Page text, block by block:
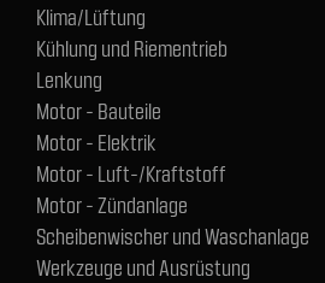
Klima/Lüftung
Kühlung und Riementrieb
Lenkung
Motor - Bauteile
Motor - Elektrik
Motor - Luft-/Kraftstoff
Motor - Zündanlage
Scheibenwischer und Waschanlage
Werkzeuge und Ausrüstung